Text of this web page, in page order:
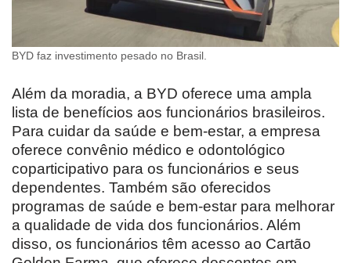
BYD faz investimento pesado no Brasil.
Além da moradia, a BYD oferece uma ampla
lista de benefícios aos funcionários brasileiros.
Para cuidar da saúde e bem-estar, a empresa
oferece convênio médico e odontológico
coparticipativo para os funcionários e seus
dependentes. Também são oferecidos
programas de saúde e bem-estar para melhorar
a qualidade de vida dos funcionários. Além
disso, os funcionários têm acesso ao Cartão